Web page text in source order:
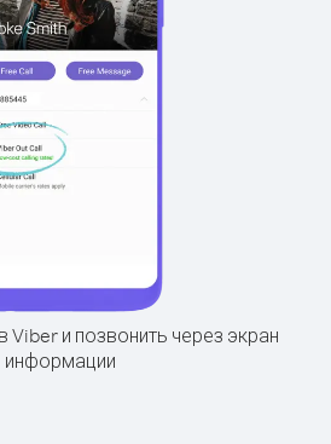
Viber и позвонить через экран
информации